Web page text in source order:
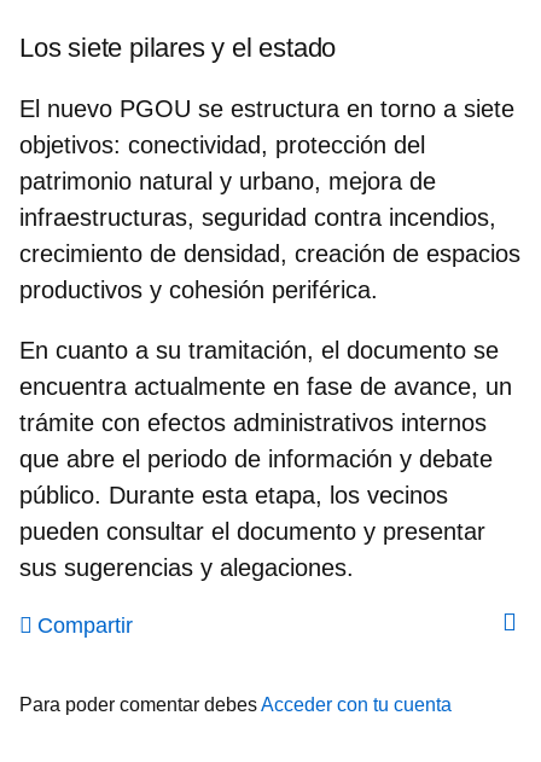
Los siete pilares y el estado
El nuevo PGOU se estructura en torno a siete
objetivos: conectividad, protección del
patrimonio natural y urbano, mejora de
infraestructuras, seguridad contra incendios,
crecimiento de densidad, creación de espacios
productivos y cohesión periférica.
En cuanto a su tramitación, el documento se
encuentra actualmente en fase de avance, un
trámite con efectos administrativos internos
que abre el periodo de información y debate
público. Durante esta etapa, los vecinos
pueden consultar el documento y presentar
sus sugerencias y alegaciones.
Compartir
Para poder comentar debesAcceder con tu cuenta